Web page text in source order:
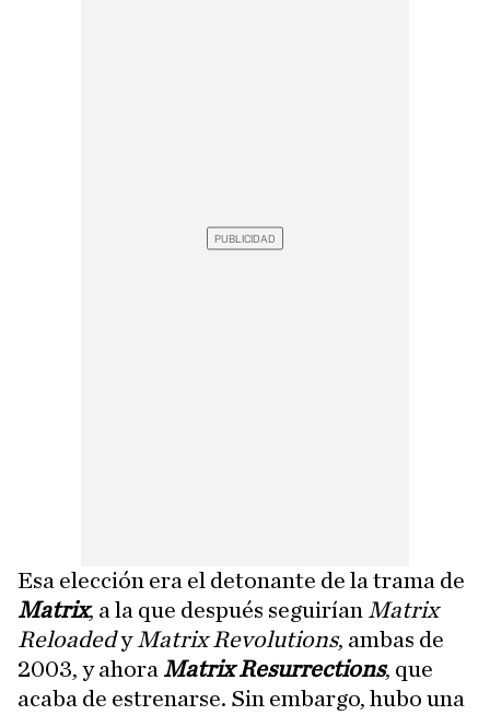
Esa elección era el detonante de la trama de
Matrix, a la que después seguirían Matrix
Reloadedy Matrix Revolutions, ambas de
2003, y ahora Matrix Resurrections, que
acaba de estrenarse. Sin embargo, hubo una